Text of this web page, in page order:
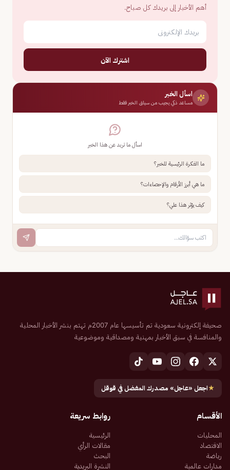
أهم الأخبار إلى بريدك كل صباح.
اشترك الآن
اسأل الخبر
مساعد ذكي يجيب من سياق الخبر فقط
اسأل ما تريد عن هذا الخبر
ما الفكرة الرئيسية للخبر؟
ما هي أبرز الأرقام والإحصاءات؟
كيف يؤثر هذا علي؟
صحيفة إلكترونية سعودية تم تأسيسها عام 2007م تهتم بنشر الأخبار المحلية
والمنافسة في سبق الأخبار بمهنية ومصداقية وموضوعية
★اجعل «عاجل» مصدرك المفضل في قوقل
الأقسام
المحليات
الاقتصاد
رياضة
مدارات عالمية
روابط سريعة
الرئيسية
مقالات الرأي
البحث
النشرة البريدية